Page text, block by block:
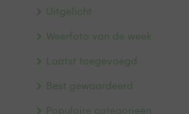
Uitgelicht
Weerfoto van de week
Laatst toegevoegd
Best gewaardeerd
Populaire categorieën